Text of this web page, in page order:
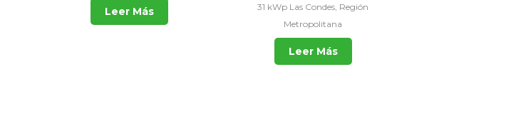
Leer Más
31 kWp Las Condes, Región
Metropolitana
Leer Más